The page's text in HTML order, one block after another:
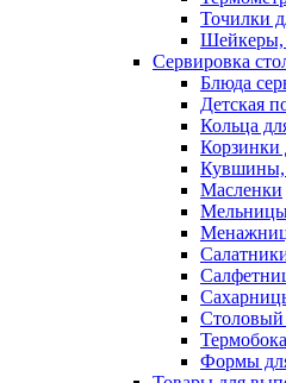
Точилки
Шейкеры,
Сервировка
Блюда
Детская
Кольца
Корзинки
Кувшины,
Масленки
Столовый
Формы